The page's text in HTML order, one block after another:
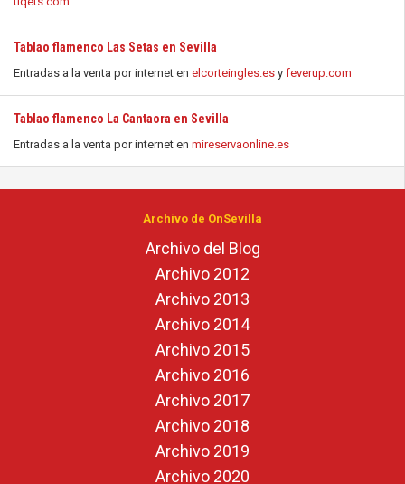
Tablao flamenco Las Setas en Sevilla
Entradas a la venta por internet en elcorteingles.es y feverup.com
Tablao flamenco La Cantaora en Sevilla
Entradas a la venta por internet en mireservaonline.es
Archivo de OnSevilla
Archivo del Blog
Archivo 2012
Archivo 2013
Archivo 2014
Archivo 2015
Archivo 2016
Archivo 2017
Archivo 2018
Archivo 2019
Archivo 2020